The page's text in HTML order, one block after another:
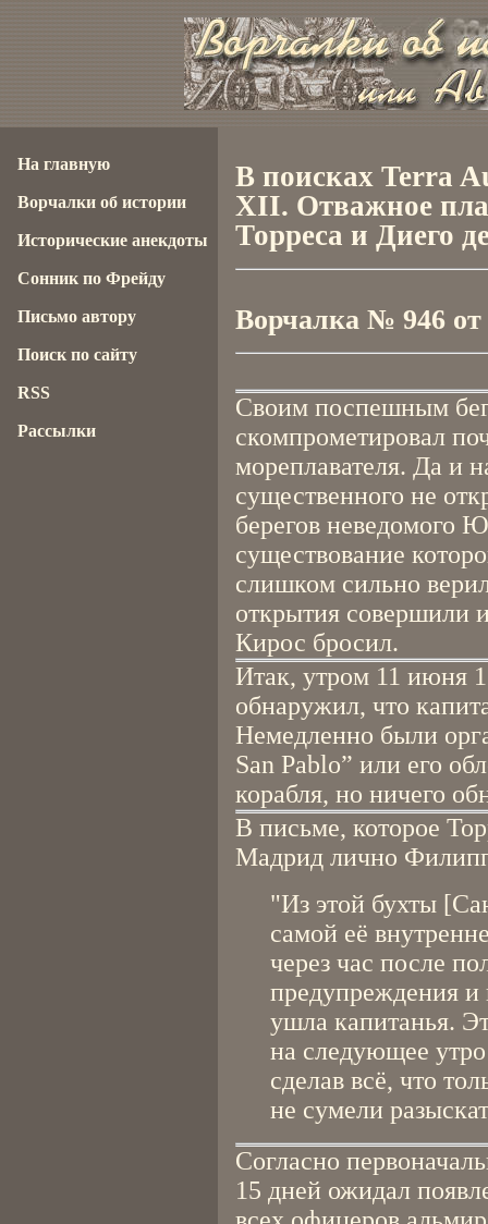
В поисках Terra
XII. Отважное
Торреса и Диего
Ворчалка № 946 от
Своим поспешным
скомпрометировал
мореплавателя. Да и
существенного не
берегов неведомого
существование
слишком сильно
открытия совершили
Кирос бросил.
Итак, утром 11 июня
обнаружил, что
Немедленно были
San Pablo” или его
корабля, но ничего
В письме, которое
Мадрид лично
"Из этой бухты
самой её
через час после
предупреждения и
ушла капитанья.
на следующее
сделав всё, что
не сумели
Согласно
15 дней ожидал
На главную
Ворчалки об истории
Исторические анекдоты
Сонник по Фрейду
Письмо автору
Поиск по сайту
RSS
Рассылки